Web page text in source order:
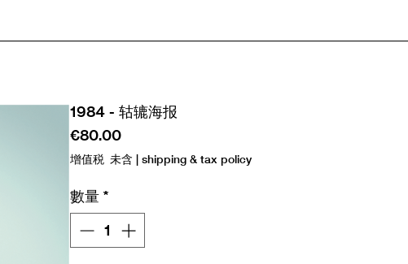
1984 - 轱辘海报
€80.00價
格
增值税 未含 |shipping & tax policy
數量 *